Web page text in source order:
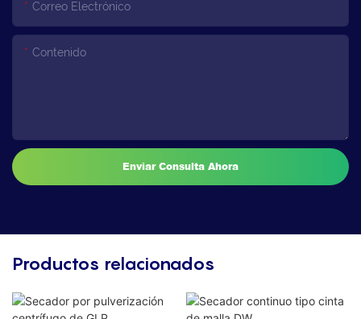
Correo Electrónico
Contenido
Enviar Consulta Ahora
Productos relacionados